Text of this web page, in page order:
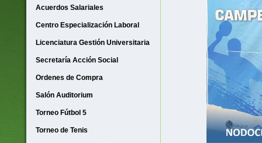
Acuerdos Salariales
Centro Especialización Laboral
Licenciatura Gestión Universitaria
Secretaría Acción Social
Ordenes de Compra
Salón Auditorium
Torneo Fútbol 5
Torneo de Tenis